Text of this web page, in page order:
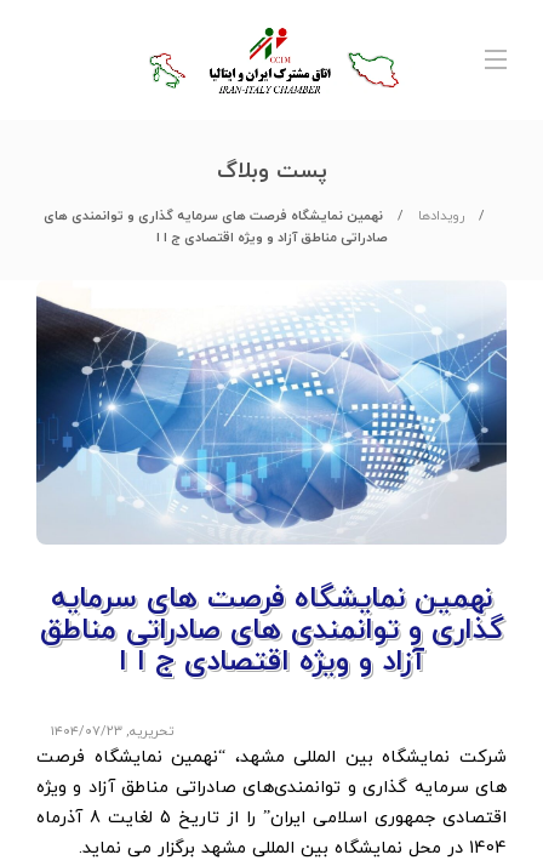
پست وبلاگ
رویدادها
نهمین نمایشگاه فرصت های سرمایه گذاری و توانمندی های
صادراتی مناطق آزاد و ویژه اقتصادی ج ا ا
نهمین نمایشگاه فرصت های سرمایه
گذاری و توانمندی های صادراتی مناطق
آزاد و ویژه اقتصادی ج ا ا
تحریریه,۱۴۰۴/۰۷/۲۳
شرکت نمایشگاه بین المللی مشهد، “نهمین نمایشگاه فرصت
های سرمایه گذاری و توانمندی‌های صادراتی مناطق آزاد و ویژه
اقتصادی جمهوری اسلامی ایران” را از تاریخ 5 لغایت 8 آذرماه
1404 در محل نمایشگاه بین المللی مشهد برگزار می نماید.